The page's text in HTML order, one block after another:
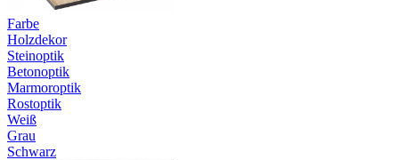
Farbe
Holzdekor
Steinoptik
Betonoptik
Marmoroptik
Rostoptik
Weiß
Grau
Schwarz